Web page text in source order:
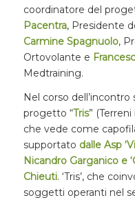
coordinatore del
Pacentra, Presidente
Carmine Spagnuolo,
Ortovolante e
Medtraining.
Nel corso
progetto “Tris”
che vede come
supportato dalle Asp
Nicandro Garganico e
Chieuti. ‘Tris’, che
soggetti operanti nel